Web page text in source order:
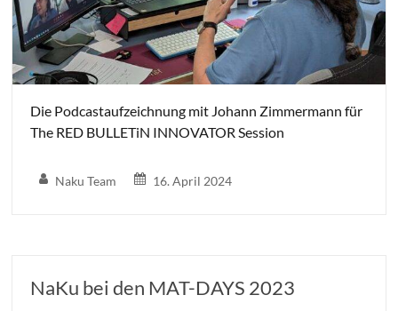
Die Podcastaufzeichnung mit Johann Zimmermann für
The RED BULLETiN INNOVATOR Session
Naku Team 16. April 2024
NaKu bei den MAT-DAYS 2023